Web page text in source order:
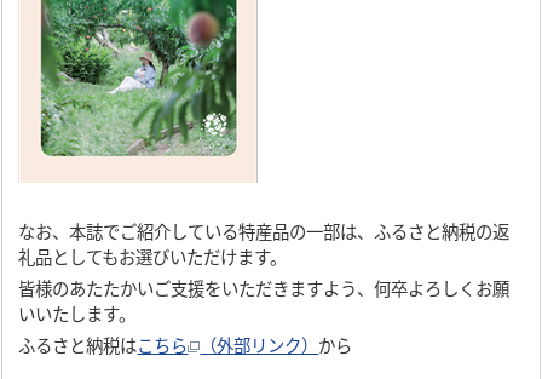
なお、本誌でご紹介している特産品の一部は、ふるさと納税の返
礼品としてもお選びいただけます。
皆様のあたたかいご支援をいただきますよう、何卒よろしくお願
いいたします。
ふるさと納税はこちら （外部リンク） から